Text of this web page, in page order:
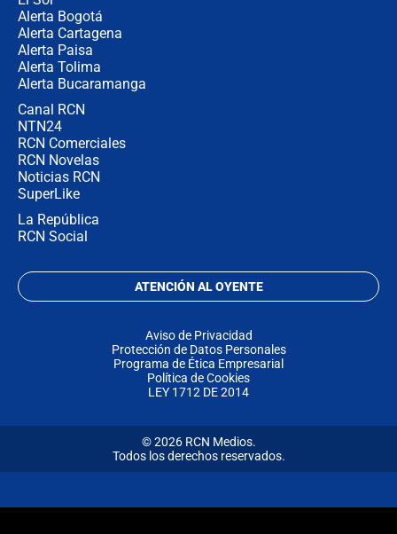
Alerta Bogotá
Alerta Cartagena
Alerta Paisa
Alerta Tolima
Alerta Bucaramanga
Canal RCN
NTN24
RCN Comerciales
RCN Novelas
Noticias RCN
SuperLike
La República
RCN Social
ATENCIÓN AL OYENTE
Aviso de Privacidad
Protección de Datos Personales
Programa de Ética Empresarial
Política de Cookies
LEY 1712 DE 2014
© 2026 RCN Medios.
Todos los derechos reservados.